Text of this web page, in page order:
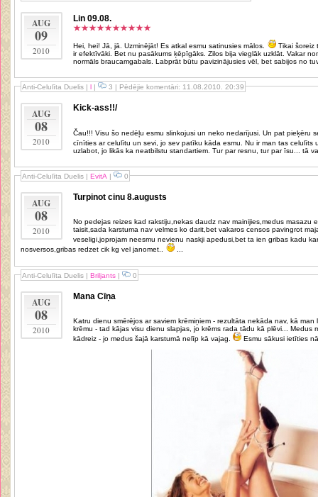
AUG
09
2010
Lin 09.08.
Hei, hei! Jā, jā. Uzminējāt! Es atkal esmu satinusies mālos.
Tikai šoreiz tie ir melnie. Pēc apraksta salasījos, ka tie
ir efektīvāki. Bet nu pasākums ķēpīgāks. Zilos bija vieglāk uzklāt. Vakar nominos atkal ar riteni 20km. Tas man tāds
normāls braucamgabals. Labprāt būtu pavizinājusies vēl, bet sabijos no
Anti-Celulīta Duelis| l| 3 | Pēdējie komentāri: 11.08.2010. 20:39
AUG
08
2010
Kick-ass!!/
Čau!!! Visu šo nedēļu esmu slinkojusi un neko nedarījusi. Un pat pieķēru sevi pie tā, ka man tas patīk. Negribas
cīnīties ar celulītu un sevi, jo sev patīku kāda esmu. Nu ir man tas celulīts
uzlabot, jo likās ka neatbilstu standartiem. Tur par resnu, tur par īsu... tā
Anti-Celulīta Duelis| EvitA | 0
AUG
08
2010
Turpinot cinu 8.augusts
No pedejas reizes kad rakstiju,nekas daudz nav mainijies,medus masazu
taisit,sada karstuma nav velmes ko darit,bet vakaros censos pavingrot
veseligi,joprojam neesmu nevienu naskji apedusi,bet ta ien gribas kadu
nosversos,gribas redzet cik kg vel janomet..
...
Anti-Celulīta Duelis| Briljants| 0
AUG
08
2010
Mana Cīņa
Katru dienu smērējos ar saviem krēmiņiem - rezultāta nekāda nav, kā
krēmu - tad kājas visu dienu slapjas, jo krēms rada tādu kā plēvi... Medus masāžu man nesanāk taisī tā riktīgi kā
kādreiz - jo medus šajā karstumā nelīp kā vajag.
Esmu sākusi ietīties